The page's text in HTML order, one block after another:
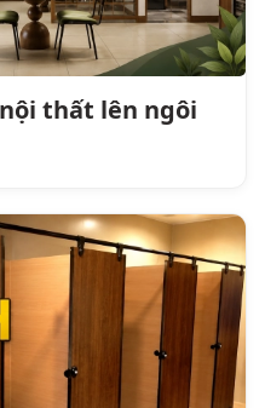
thất lên ngôi